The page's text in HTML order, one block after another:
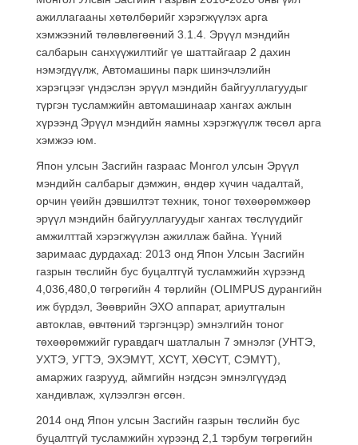
ажиллагааны хөтөлбөрийг хэрэгжүүлэх арга
хэмжээний төлөвлөгөөний 3.1.4. Эрүүл мэндийн
салбарын санхүүжилтийг үе шаттайгаар 2 дахин
нэмэгдүүлж, Автомашины парк шинэчлэлийн
хэрэгцээг үндэслэн эрүүл мэндийн байгууллагуудыг
түргэн тусламжийн автомашинаар хангах ажлын
хүрээнд Эрүүл мэндийн яамны хэрэгжүүлж төсөл арга
хэмжээ юм.
Япон улсын Засгийн газраас Монгол улсын Эрүүл
мэндийн салбарыг дэмжин, өндөр хүчин чадалтай,
орчин үеийн дэвшилтэт техник, тоног төхөөрөмжөөр
эрүүл мэндийн байгууллагуудыг хангах төслүүдийг
амжилттай хэрэгжүүлэн ажиллаж байна. Үүний
заримаас дурдахад: 2013 онд Япон Улсын Засгийн
газрын төслийн бус буцалтгүй тусламжийн хүрээнд
4,036,480,0 төгрөгийн 4 төрлийн (OLIMPUS дурангийн
иж бүрдэл, Зөөврийн ЭХО аппарат, ариутгалын
автоклав, өвчтөний тэргэнцэр) эмнэлгийн тоног
төхөөрөмжийг гуравдагч шатлалын 7 эмнэлэг (УНТЭ,
УХТЭ, УГТЭ, ЭХЭМҮТ, ХСҮТ, ХӨСҮТ, СЭМҮТ),
амаржих газрууд, аймгийн нэгдсэн эмнэлгүүдэд
хандивлаж, хүлээлгэн өгсөн.
2014 онд Япон улсын Засгийн газрын төслийн бус
буцалтгүй тусламжийн хүрээнд 2,1 тэрбум төгрөгийн